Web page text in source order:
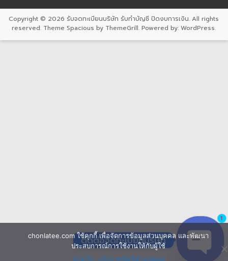
Copyright © 2026 รับจดทะเบียนบริษัท รับทำบัญชี ปิดงบการเงิน. All rights
reserved. ThemeSpacious by ThemeGrill. Powered by:WordPress.
chonlatee.com ใช้คุกกี้ เพื่อจัดการข้อมูลส่วนบุคคล และพัฒนา
ประสบการณ์การใช้งานให้กับผู้ใช้
ยอมรับ
นโยบายสิทธิส่วนบุคคล
ติดต่อจดทะเบียนบริษัท
1